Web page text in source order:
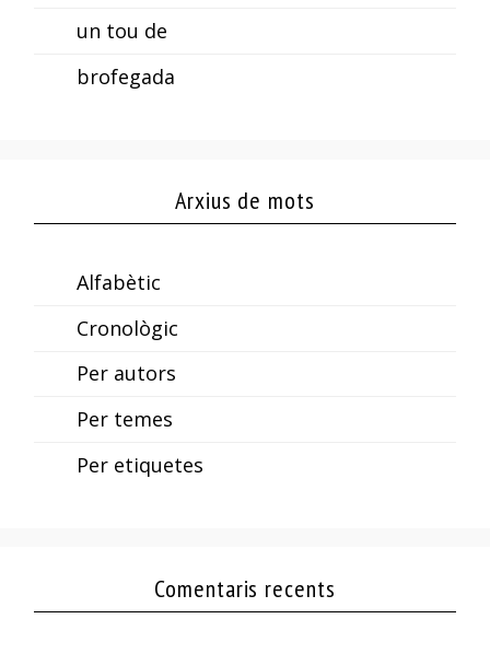
un tou de
brofegada
Arxius de mots
Alfabètic
Cronològic
Per autors
Per temes
Per etiquetes
Comentaris recents